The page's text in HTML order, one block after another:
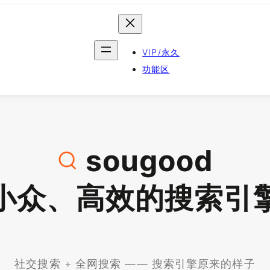
VIP/永久
功能区
sougood
众、高效的搜索引
社交搜索 + 全网搜索 —— 搜索引擎原来的样子